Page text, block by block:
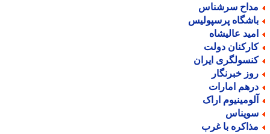
سرشناس
پرسپولیس
عالیشاه
دولت
ایران
خبرنگار
امارات
اراک
با غرب